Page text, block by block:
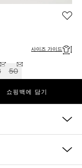
사이즈 가이드
50
쇼핑백에 담기